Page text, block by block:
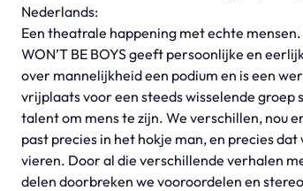
Nederlands:
Een theatrale happening met echte mensen.
WON’T BE BOYS geeft persoonlijke en
over mannelijkheid een podium en is een
vrijplaats voor een steeds wisselende groep
talent om mens te zijn. We verschillen, nou
past precies in het hokje man, en precies dat
vieren. Door al die verschillende verhalen
delen doorbreken we vooroordelen en